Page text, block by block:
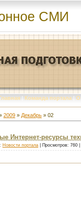
СМИ
| Команда портала | О
2009 » Декабрь » 02
Интернет-ресурсы
Новости портала | Просмотров: 760